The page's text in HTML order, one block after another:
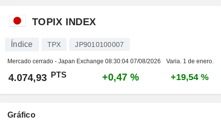
TOPIX INDEX
Índice TPX JP9010100007
Mercado cerrado - Japan Exchange 08:30:04 07/08/2026 Varia. 1 de enero.
4.074,93 PTS +0,47 % +19,54 %
Gráfico